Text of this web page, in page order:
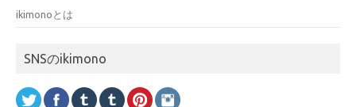
ikimonoとは
SNSのikimono